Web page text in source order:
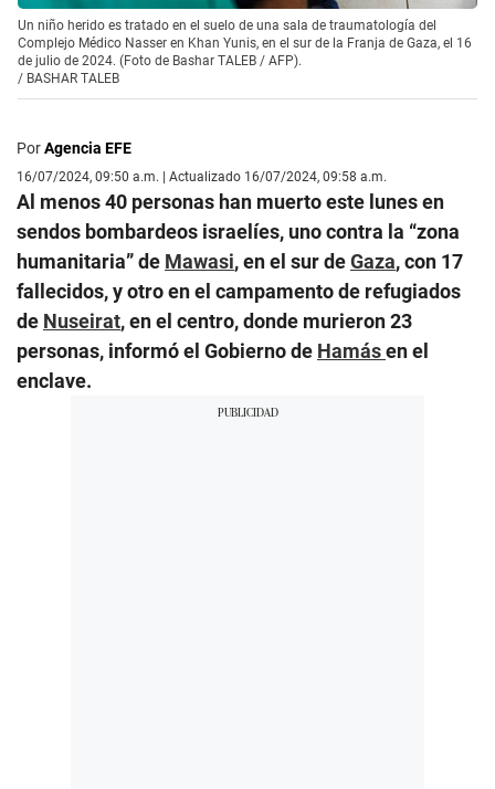
Un niño herido es tratado en el suelo de una sala de traumatología del
Complejo Médico Nasser en Khan Yunis, en el sur de la Franja de Gaza, el 16
de julio de 2024. (Foto de Bashar TALEB / AFP).
/ BASHAR TALEB
PorAgencia EFE
16/07/2024, 09:50 a.m. | Actualizado 16/07/2024, 09:58 a.m.
Al menos 40 personas han muerto este lunes en
sendos bombardeos israelíes, uno contra la “zona
humanitaria” de Mawasi, en el sur deGaza, con 17
fallecidos, y otro en el campamento de refugiados
de Nuseirat, en el centro, donde murieron 23
personas, informó el Gobierno de Hamásen el
enclave.